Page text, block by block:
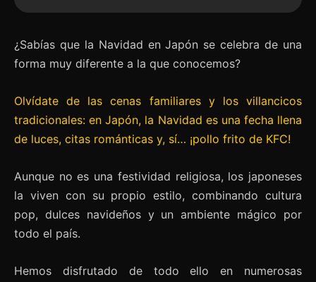
¿Sabías que la Navidad en Japón se celebra de una
forma muy diferente a la que conocemos?
Olvídate de las cenas familiares y los villancicos
tradicionales: en Japón, la Navidad es una fecha llena
de luces, citas románticas y, sí… ¡pollo frito de KFC!
Aunque no es una festividad religiosa, los japoneses
la viven con su propio estilo, combinando cultura
pop, dulces navideños y un ambiente mágico por
todo el país.
Hemos disfrutado de todo ello en numerosas